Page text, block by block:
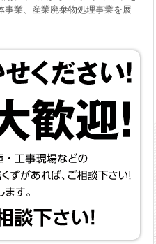
業、産業廃棄物処理事業を展